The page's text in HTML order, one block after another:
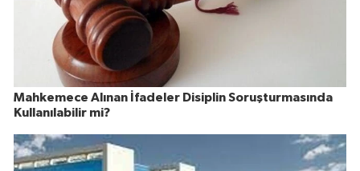
Mahkemece Alınan İfadeler Disiplin Soruşturmasında
Kullanılabilir mi?